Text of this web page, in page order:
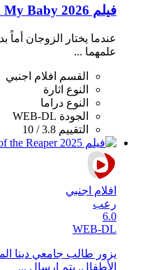
فيلم Give Me Back My Baby 2026 مترجم HD
عندما يختار الزوجان أماً
علمهما ...
القسم
افلام اجنبي
النوع اثارة
النوع دراما
الجودة WEB-DL
التقييم 3.8 / 10
افلام اجنبي
رعب
6.0
WEB-DL
يزور طالب جامعي دينا
الأطفال. يتم إرسال ...